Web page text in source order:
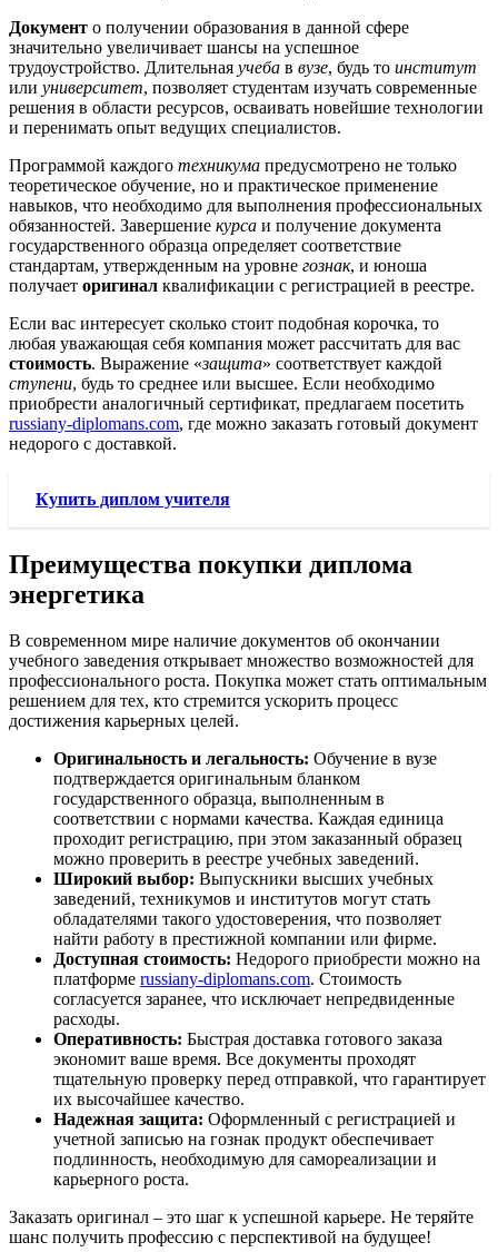
Документ о получении образования в данной сфере
значительно увеличивает шансы на успешное
трудоустройство. Длительная учеба в вузе, будь то институт
или университет, позволяет студентам изучать современные
решения в области ресурсов, осваивать новейшие технологии
и перенимать опыт ведущих специалистов.
Программой каждого техникума предусмотрено не только
теоретическое обучение, но и практическое применение
навыков, что необходимо для выполнения профессиональных
обязанностей. Завершение курса и получение документа
государственного образца определяет соответствие
стандартам, утвержденным на уровне гознак, и юноша
получает оригинал квалификации с регистрацией в реестре.
Если вас интересует сколько стоит подобная корочка, то
любая уважающая себя компания может рассчитать для вас
стоимость. Выражение «защита» соответствует каждой
ступени, будь то среднее или высшее. Если необходимо
приобрести аналогичный сертификат, предлагаем посетить
russiany-diplomans.com, где можно заказать готовый документ
недорого с доставкой.
Купить диплом учителя
Преимущества покупки диплома
энергетика
В современном мире наличие документов об окончании
учебного заведения открывает множество возможностей для
профессионального роста. Покупка может стать оптимальным
решением для тех, кто стремится ускорить процесс
достижения карьерных целей.
Оригинальность и легальность: Обучение в вузе
подтверждается оригинальным бланком
государственного образца, выполненным в
соответствии с нормами качества. Каждая единица
проходит регистрацию, при этом заказанный образец
можно проверить в реестре учебных заведений.
Широкий выбор: Выпускники высших учебных
заведений, техникумов и институтов могут стать
обладателями такого удостоверения, что позволяет
найти работу в престижной компании или фирме.
Доступная стоимость: Недорого приобрести можно на
платформе russiany-diplomans.com. Стоимость
согласуется заранее, что исключает непредвиденные
расходы.
Оперативность: Быстрая доставка готового заказа
экономит ваше время. Все документы проходят
тщательную проверку перед отправкой, что гарантирует
их высочайшее качество.
Надежная защита: Оформленный с регистрацией и
учетной записью на гознак продукт обеспечивает
подлинность, необходимую для самореализации и
карьерного роста.
Заказать оригинал – это шаг к успешной карьере. Не теряйте
шанс получить профессию с перспективой на будущее!